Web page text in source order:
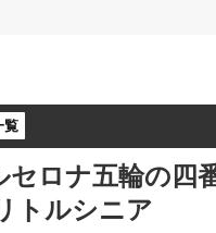
覧
セロナ五輪の四
トルシニア